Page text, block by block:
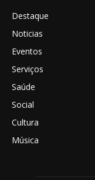
Destaque
Noticias
Eventos
Serviços
Saúde
Social
Cultura
Música